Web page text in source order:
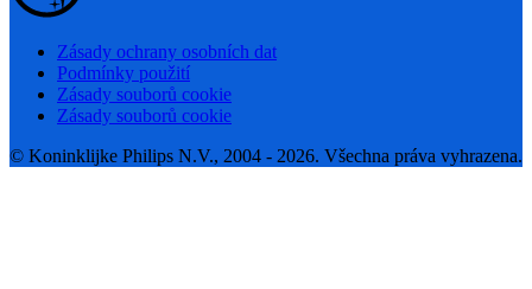
Zásady ochrany osobních dat
Podmínky použití
Zásady souborů cookie
Zásady souborů cookie
© Koninklijke Philips N.V., 2004 - 2026. Všechna práva vyhrazena.